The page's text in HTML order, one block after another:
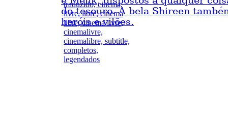
do tesouro. A bela Shireen
heróis e vilões.